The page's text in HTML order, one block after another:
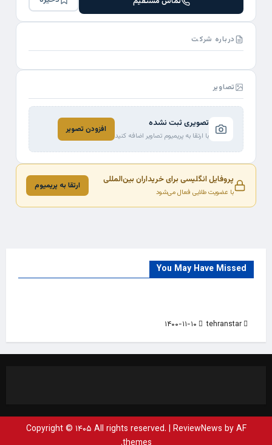
درباره شرکت
تصاویر
تصویری ثبت نشده
با ارتقا به پریمیوم تصاویر اضافه کنید
افزودن تصویر
پروفایل انگلیسی برای خریداران بین‌المللی
با عضویت طلایی فعال می‌شود
ارتقا به پریمیوم
You May Have Missed
Countries
India
Trade Source
tehranstar
Copyright © ۱۴۰۵ All rights reserved. | ReviewNews by AF